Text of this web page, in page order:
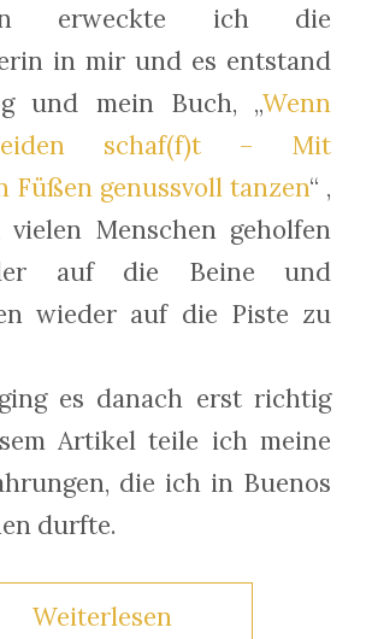
erweckte ich die
in mir und es entstand
und mein Buch, „Wenn
schaf(f)t – Mit
Füßen genussvoll tanzen“ ,
vielen Menschen geholfen
auf die Beine und
wieder auf die Piste zu
es danach erst richtig
Artikel teile ich meine
die ich in Buenos
durfte.
Weiterlesen